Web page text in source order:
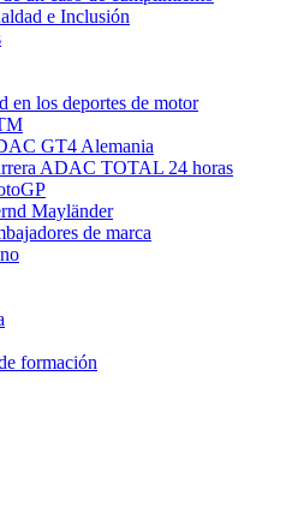
e Inclusión
en los deportes de motor
GT4 Alemania
ADAC TOTAL 24 horas
Mayländer
de marca
formación